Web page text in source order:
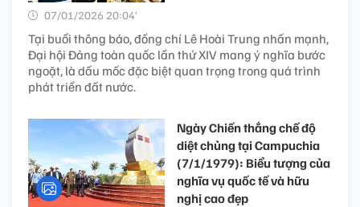
07/01/2026 20:04’
Tại buổi thông báo, đồng chí Lê Hoài Trung nhấn mạnh,
Đại hội Đảng toàn quốc lần thứ XIV mang ý nghĩa bước
ngoặt, là dấu mốc đặc biệt quan trọng trong quá trình
phát triển đất nước.
Ngày Chiến thắng chế độ
diệt chủng tại Campuchia
(7/1/1979): Biểu tượng của
nghĩa vụ quốc tế và hữu
nghị cao đẹp